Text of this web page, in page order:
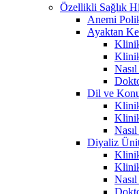
Özellikli Sağlık
Anemi
Ayaktan
Dil ve
Diyaliz